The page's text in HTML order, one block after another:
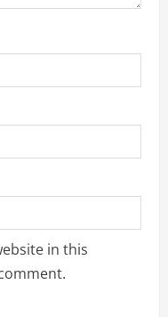
in this